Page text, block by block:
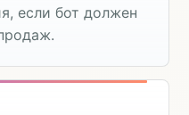
если бот должен